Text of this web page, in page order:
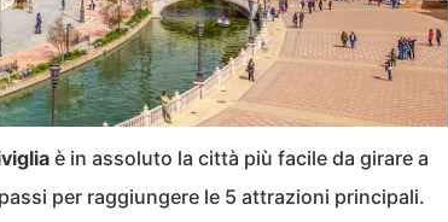
è in assoluto la città più facile da girare a
per raggiungere le 5 attrazioni principali.